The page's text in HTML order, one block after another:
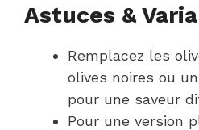
Astuces &
Remplacez les
olives noires ou
pour une saveur
Pour une version